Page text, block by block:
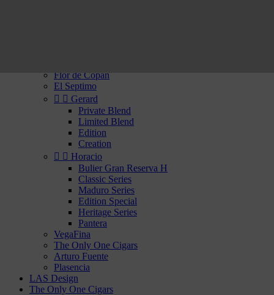
Flor de Copan
El Septimo
  Gerard
Private Blend
Limited Blend
Edition
Creation
  Horacio
Bulier Gran Reserva H
Classic Series
Maduro Series
Edition Special
Heritage Series
Pantera
VegaFina
The Only One Cigars
Arturo Fuente
Plasencia
LAS Design
The Only One Cigars